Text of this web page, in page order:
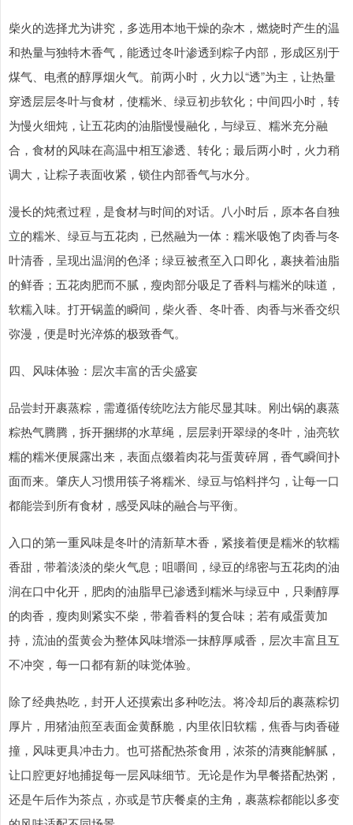
柴火的选择尤为讲究，多选用本地干燥的杂木，燃烧时产生的温
和热量与独特木香气，能透过冬叶渗透到粽子内部，形成区别于
煤气、电煮的醇厚烟火气。前两小时，火力以“透”为主，让热量
穿透层层冬叶与食材，使糯米、绿豆初步软化；中间四小时，转
为慢火细炖，让五花肉的油脂慢慢融化，与绿豆、糯米充分融
合，食材的风味在高温中相互渗透、转化；最后两小时，火力稍
调大，让粽子表面收紧，锁住内部香气与水分。
漫长的炖煮过程，是食材与时间的对话。八小时后，原本各自独
立的糯米、绿豆与五花肉，已然融为一体：糯米吸饱了肉香与冬
叶清香，呈现出温润的色泽；绿豆被煮至入口即化，裹挟着油脂
的鲜香；五花肉肥而不腻，瘦肉部分吸足了香料与糯米的味道，
软糯入味。打开锅盖的瞬间，柴火香、冬叶香、肉香与米香交织
弥漫，便是时光淬炼的极致香气。
四、风味体验：层次丰富的舌尖盛宴
品尝封开裹蒸粽，需遵循传统吃法方能尽显其味。刚出锅的裹蒸
粽热气腾腾，拆开捆绑的水草绳，层层剥开翠绿的冬叶，油亮软
糯的糯米便展露出来，表面点缀着肉花与蛋黄碎屑，香气瞬间扑
面而来。肇庆人习惯用筷子将糯米、绿豆与馅料拌匀，让每一口
都能尝到所有食材，感受风味的融合与平衡。
入口的第一重风味是冬叶的清新草木香，紧接着便是糯米的软糯
香甜，带着淡淡的柴火气息；咀嚼间，绿豆的绵密与五花肉的油
润在口中化开，肥肉的油脂早已渗透到糯米与绿豆中，只剩醇厚
的肉香，瘦肉则紧实不柴，带着香料的复合味；若有咸蛋黄加
持，流油的蛋黄会为整体风味增添一抹醇厚咸香，层次丰富且互
不冲突，每一口都有新的味觉体验。
除了经典热吃，封开人还摸索出多种吃法。将冷却后的裹蒸粽切
厚片，用猪油煎至表面金黄酥脆，内里依旧软糯，焦香与肉香碰
撞，风味更具冲击力。也可搭配热茶食用，浓茶的清爽能解腻，
让口腔更好地捕捉每一层风味细节。无论是作为早餐搭配热粥，
还是午后作为茶点，亦或是节庆餐桌的主角，裹蒸粽都能以多变